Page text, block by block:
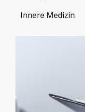
Innere Medizin